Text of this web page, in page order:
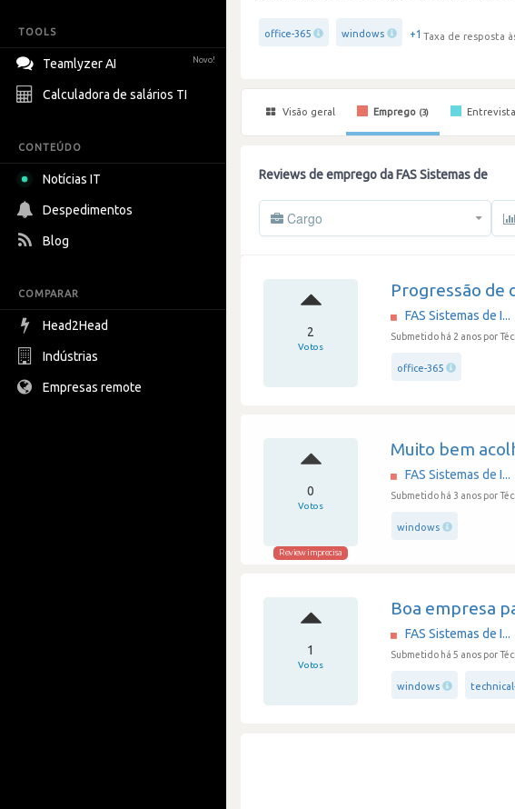
TOOLS
Teamlyzer AI Novo!
Calculadora de salários TI
CONTEÚDO
Notícias IT
Despedimentos
Blog
COMPARAR
Head2Head
Indústrias
Empresas remote
office-365 windows +1 Taxa de resposta
Visão geral Emprego (3) Entrevista
Reviews de emprego da FAS Sistemas de
Cargo
2
Votos
Progressão de
FAS Sistemas de I...
Submetido há 2 anos por
office-365
0
Votos
Review imprecisa
Muito bem
FAS Sistemas de I...
Submetido há 3 anos por
windows
1
Votos
Boa empresa
FAS Sistemas de I...
Submetido há 5 anos por
windows